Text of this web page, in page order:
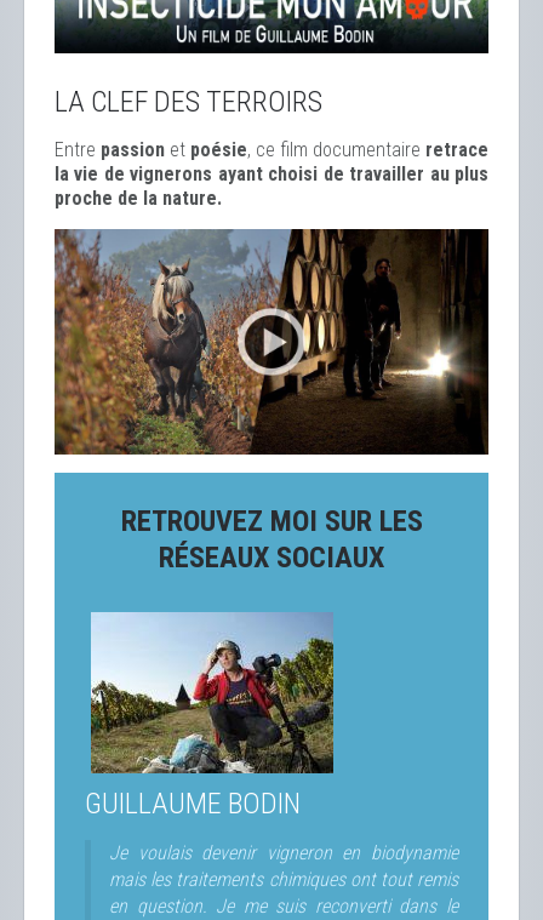
LA CLEF DES TERROIRS
Entre passion et poésie, ce film documentaire retrace
la vie de vignerons ayant choisi de travailler au plus
proche de la nature.
RETROUVEZ MOI SUR LES
RÉSEAUX SOCIAUX
GUILLAUME BODIN
Je voulais devenir vigneron en biodynamie
mais les traitements chimiques ont tout remis
en question. Je me suis reconverti dans le